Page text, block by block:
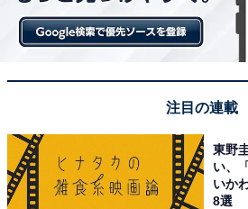
風呂とセットで地元の味覚を堪
注目の連載
東野
い、
いか
8選